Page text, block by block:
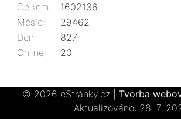
Online: 20
Celkem:
1602136
Měsíc:
29462
Den:
827
© 2026 eStránky.cz Tvorba
Aktualizováno: 28. 7.